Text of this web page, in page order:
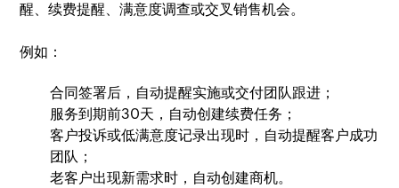
醒、续费提醒、满意度调查或交叉销售机会。
例如：
合同签署后，自动提醒实施或交付团队跟进；
服务到期前30天，自动创建续费任务；
客户投诉或低满意度记录出现时，自动提醒客户成功
团队；
老客户出现新需求时，自动创建商机。